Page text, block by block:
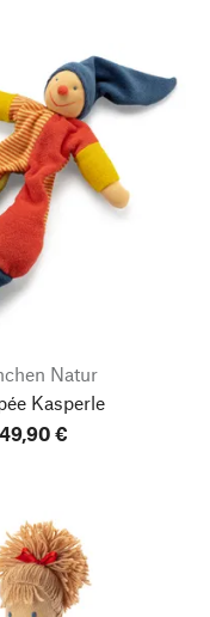
Natur
Kasperle
49,90 €